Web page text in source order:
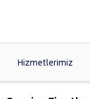
Hizmetlerimiz